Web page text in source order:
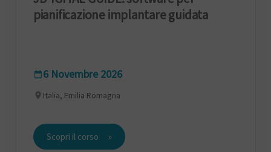
pianificazione implantare guidata
6 Novembre 2026
Italia, Emilia Romagna
Scopri il corso